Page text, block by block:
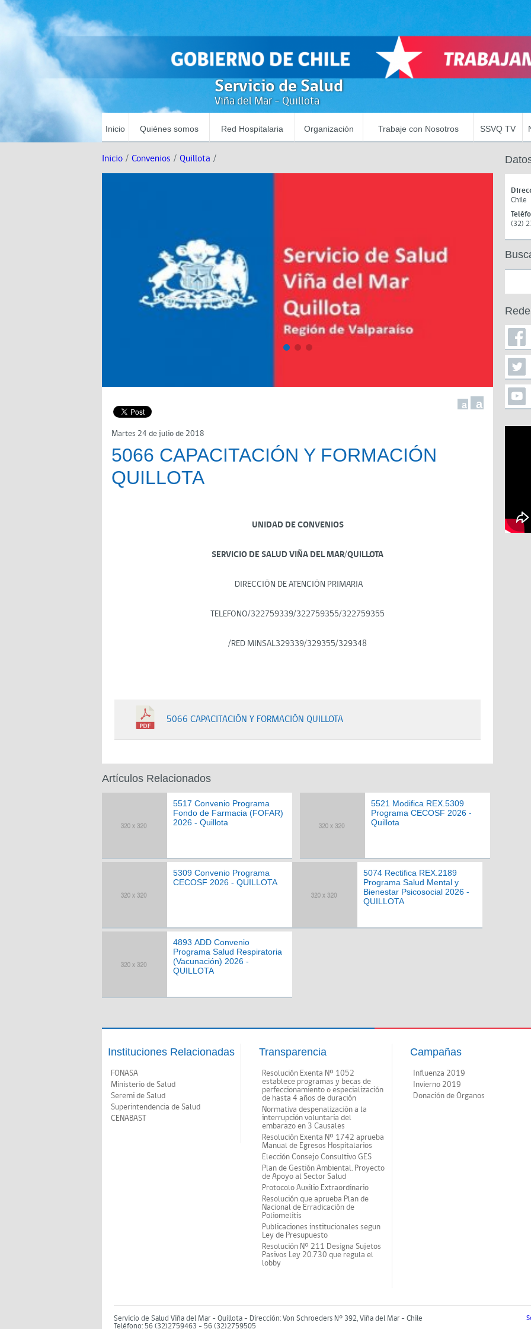
Servicio de Salud
Viña del Mar - Quillota
Inicio Quiénes somos Red Hospitalaria Organización Trabaje con Nosotros SSVQ TV
Inicio / Convenios / Quillota /
a a
Martes 24 de julio de 2018
5066 CAPACITACIÓN Y FORMACIÓN
QUILLOTA
UNIDAD DE CONVENIOS
SERVICIO DE SALUD VIÑA DEL MAR/QUILLOTA
DIRECCIÓN DE ATENCIÓN PRIMARIA
TELEFONO/322759339/322759355/322759355
/RED MINSAL329339/329355/329348
5066 CAPACITACIÓN Y FORMACIÓN QUILLOTA
Artículos Relacionados
5517 Convenio Programa
Fondo de Farmacia (FOFAR)
2026 - Quillota
5521 Modifica REX.5309
Programa CECOSF 2026 -
Quillota
5309 Convenio Programa
CECOSF 2026 - QUILLOTA
5074 Rectifica REX.2189
Programa Salud Mental y
Bienestar Psicosocial 2026 -
QUILLOTA
4893 ADD Convenio
Programa Salud Respiratoria
(Vacunación) 2026 -
QUILLOTA
Chile
(32)
Instituciones Relacionadas
FONASA
Ministerio de Salud
Seremi de Salud
Superintendencia de Salud
CENABAST
Transparencia
Resolución Exenta Nº 1052
establece programas y becas de
perfeccionamiento o especialización
de hasta 4 años de duración
Normativa despenalización a la
interrupción voluntaria del
embarazo en 3 Causales
Resolución Exenta Nº 1742 aprueba
Manual de Egresos Hospitalarios
Elección Consejo Consultivo GES
Plan de Gestión Ambiental. Proyecto
de Apoyo al Sector Salud
Protocolo Auxilio Extraordinario
Resolución que aprueba Plan de
Nacional de Erradicación de
Poliomelitis
Publicaciones institucionales segun
Ley de Presupuesto
Resolución N° 211 Designa Sujetos
Pasivos Ley 20.730 que regula el
lobby
Campañas
Influenza 2019
Invierno 2019
Donación de Órganos
Servicio de Salud Viña del Mar – Quillota - Dirección: Von Schroeders N° 392, Viña del Mar - Chile
Teléfono: 56 (32)2759463 - 56 (32)2759505